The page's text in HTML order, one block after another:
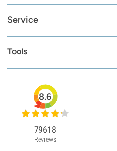
Service
Tools
8.6
79618
Reviews